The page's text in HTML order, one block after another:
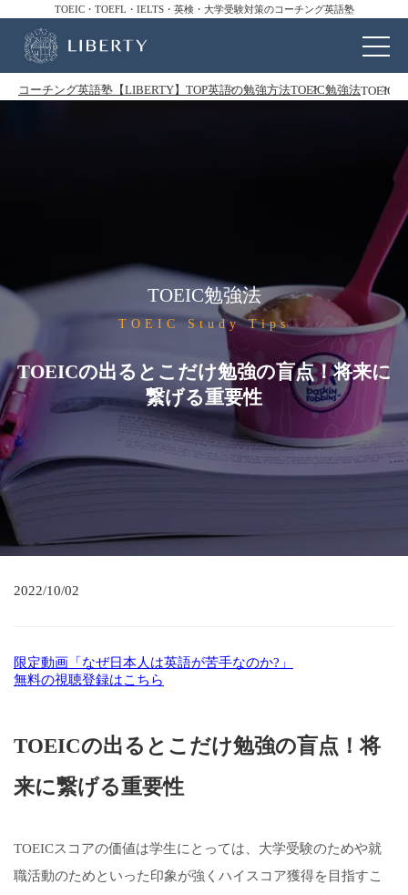
TOEIC・TOEFL・IELTS・英検・大学受験対策のコーチング英語塾
コーチング英語塾【LIBERTY】TOP英語の勉強方法TOEIC勉強法TOEIC
TOEIC勉強法
TOEIC Study Tips
TOEICの出るとこだけ勉強の盲点！将来に
繋げる重要性
2022/10/02
限定動画「なぜ日本人は英語が苦手なのか?」
無料の視聴登録はこちら
TOEICの出るとこだけ勉強の盲点！将
来に繋げる重要性
TOEICスコアの価値は学生にとっては、大学受験のためや就
職活動のためといった印象が強くハイスコア獲得を目指すこ